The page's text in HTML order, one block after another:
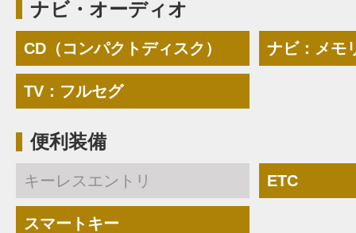
ナビ・オーディオ
CD（コンパクトディスク） ナビ：メモ
TV：フルセグ
便利装備
キーレスエントリ ETC
スマートキー